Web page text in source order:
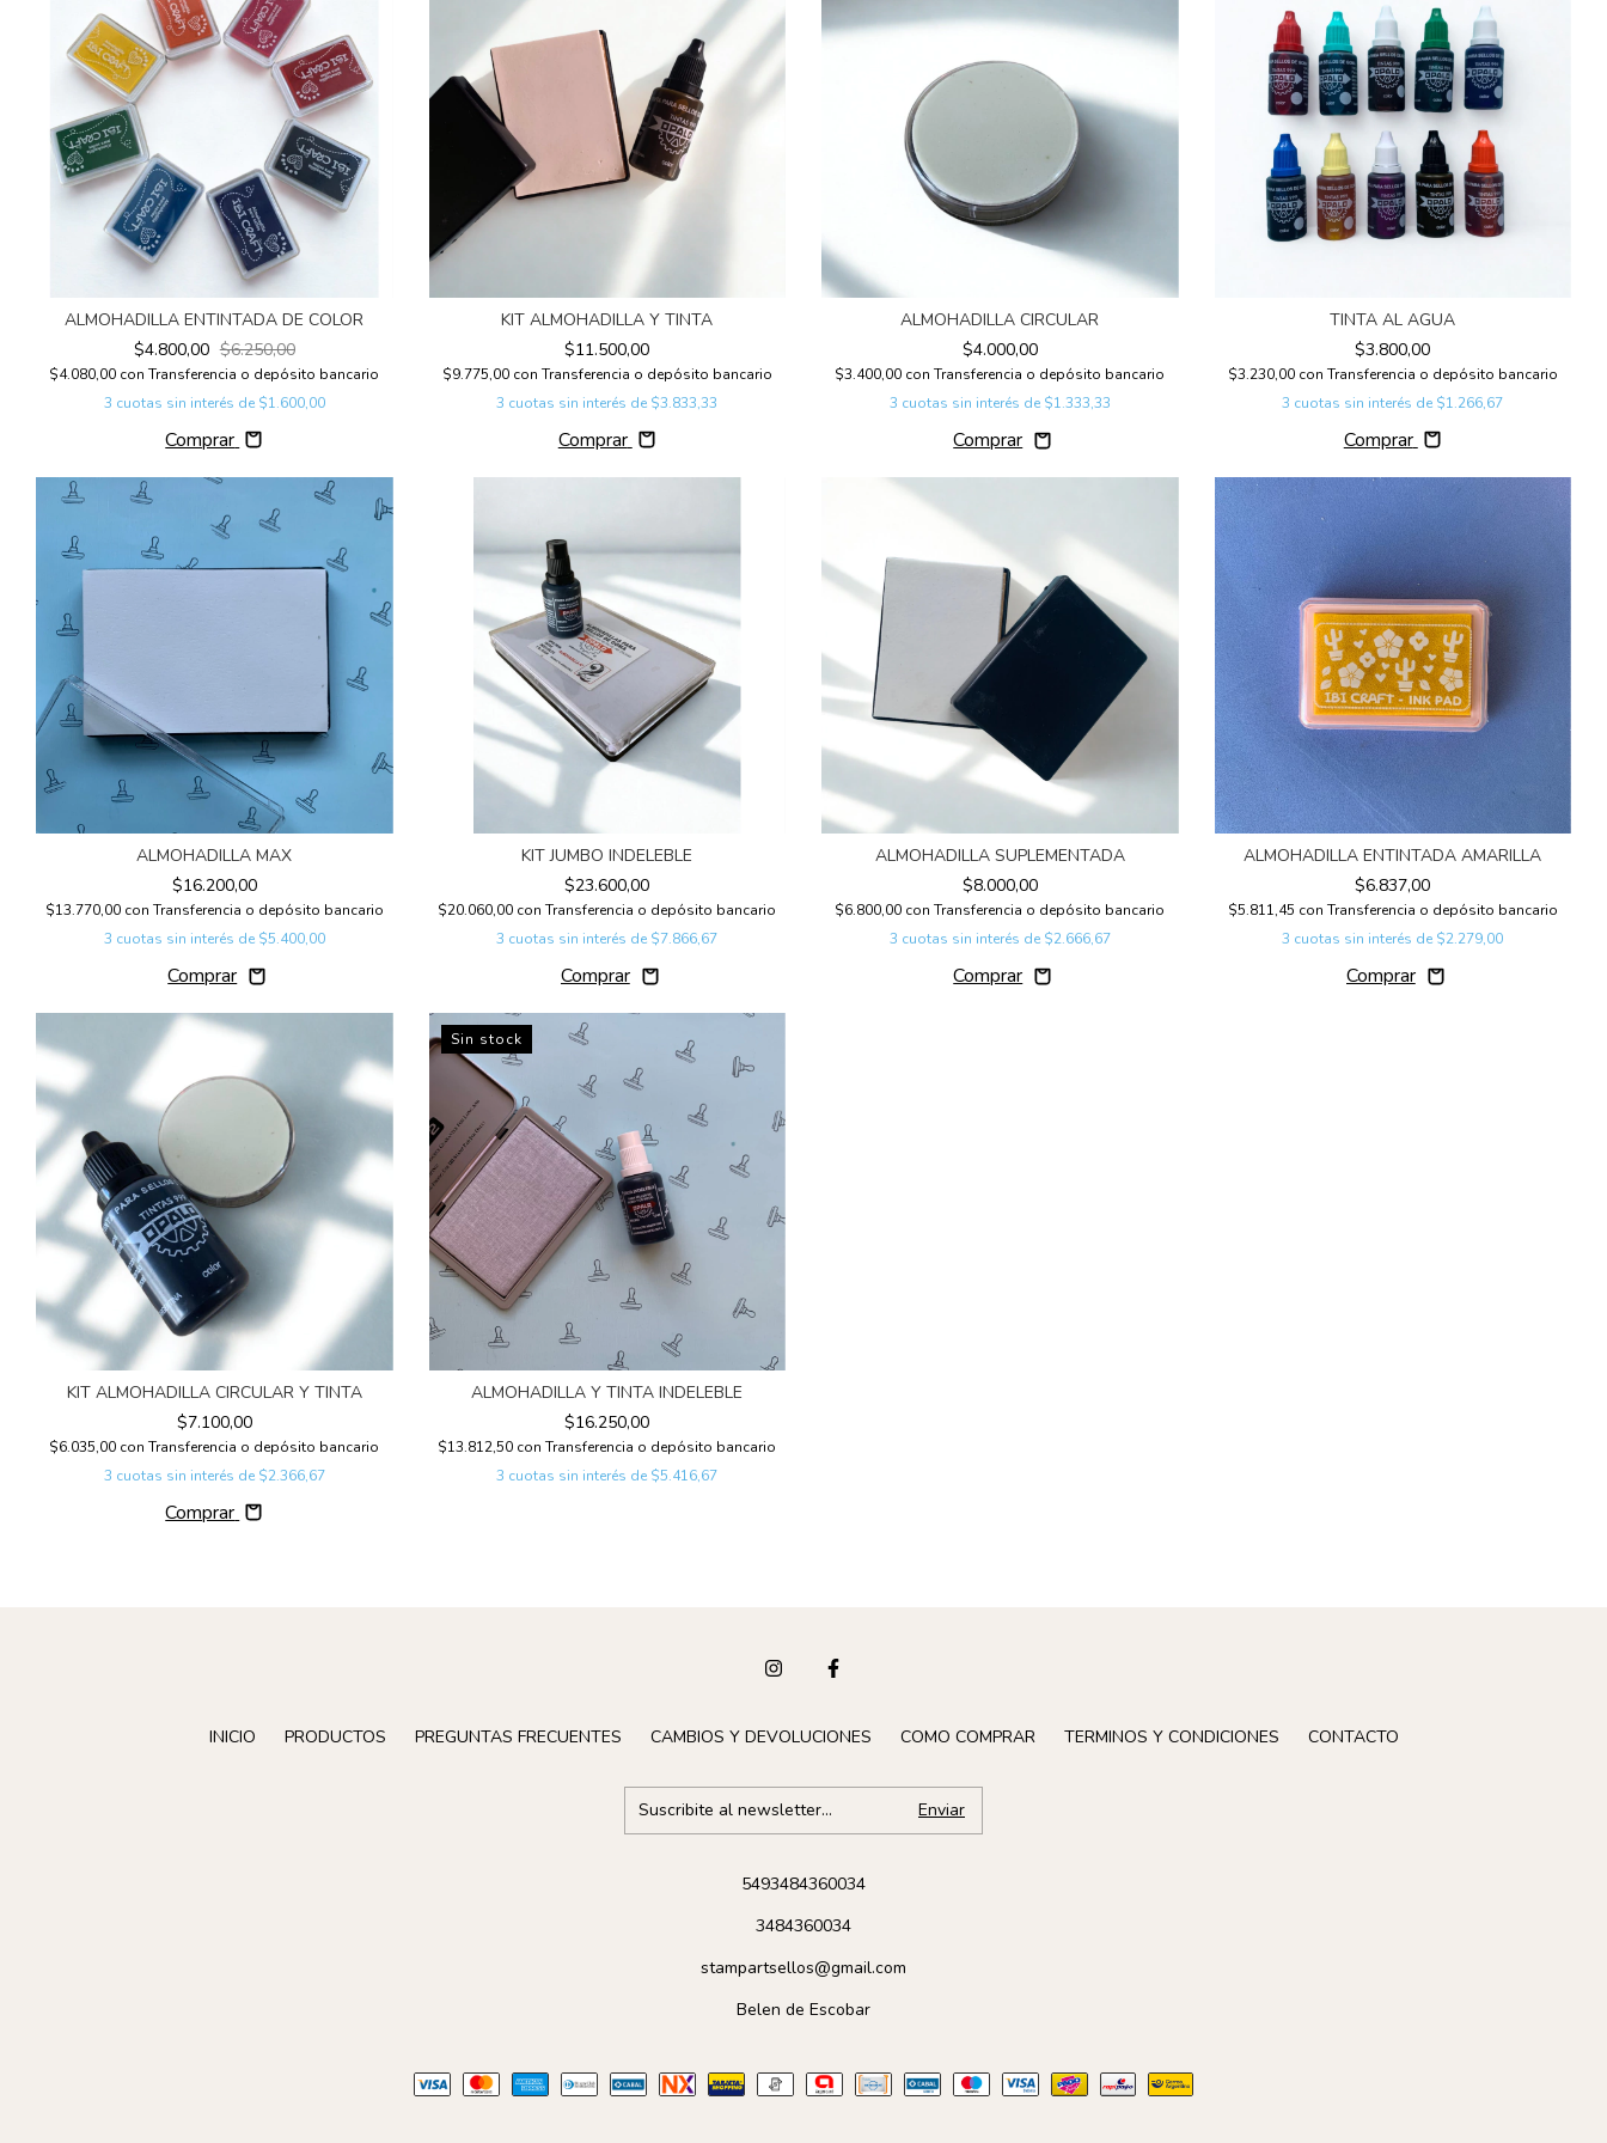
ALMOHADILLA ENTINTADA DE COLOR
$4.800,00 $6.250,00
$4.080,00 con Transferencia o depósito bancario
3 cuotas sin interés de $1.600,00
Comprar
KIT ALMOHADILLA Y TINTA
$11.500,00
$9.775,00 con Transferencia o depósito bancario
3 cuotas sin interés de $3.833,33
Comprar
ALMOHADILLA CIRCULAR
$4.000,00
$3.400,00 con Transferencia o depósito bancario
3 cuotas sin interés de $1.333,33
TINTA AL AGUA
$3.800,00
$3.230,00 con Transferencia o depósito bancario
3 cuotas sin interés de $1.266,67
Comprar
ALMOHADILLA MAX
$16.200,00
$13.770,00 con Transferencia o depósito bancario
3 cuotas sin interés de $5.400,00
KIT JUMBO INDELEBLE
$23.600,00
$20.060,00 con Transferencia o depósito bancario
3 cuotas sin interés de $7.866,67
ALMOHADILLA SUPLEMENTADA
$8.000,00
$6.800,00 con Transferencia o depósito bancario
3 cuotas sin interés de $2.666,67
ALMOHADILLA ENTINTADA AMARILLA
$6.837,00
$5.811,45 con Transferencia o depósito bancario
3 cuotas sin interés de $2.279,00
KIT ALMOHADILLA CIRCULAR Y TINTA
$7.100,00
$6.035,00 con Transferencia o depósito bancario
3 cuotas sin interés de $2.366,67
Comprar
Sin stock
ALMOHADILLA Y TINTA INDELEBLE
$16.250,00
$13.812,50 con Transferencia o depósito bancario
3 cuotas sin interés de $5.416,67
INICIO PRODUCTOS PREGUNTAS FRECUENTES CAMBIOS Y DEVOLUCIONES COMO COMPRAR TERMINOS Y CONDICIONES CONTACTO
5493484360034
3484360034
stampartsellos@gmail.com
Belen de Escobar